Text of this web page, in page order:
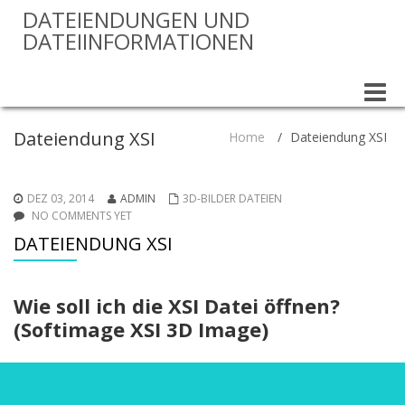
DATEIENDUNGEN UND
DATEIINFORMATIONEN
Toggle
Dateiendung XSI Home / Dateiendung XSI
DEZ 03, 2014 ADMIN
3D-BILDER DATEIEN
NO COMMENTS YET
DATEIENDUNG XSI
Wie soll ich die XSI Datei öffnen?
(Softimage XSI 3D Image)